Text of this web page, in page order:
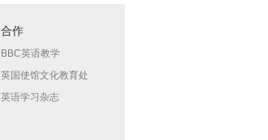
合作
BBC英语教学
英国使馆文化教育处
英语学习杂志